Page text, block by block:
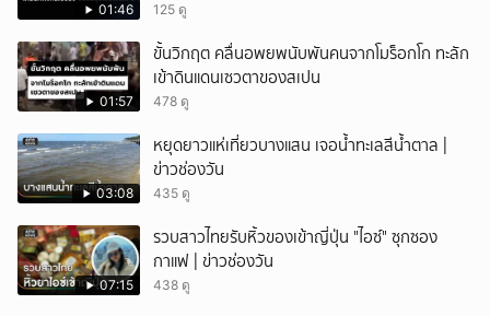
01:46 125 ดู
01:57
ขั้นวิกฤต คลื่นอพยพนับพันคนจากโมร็อกโก ทะลัก
เข้าดินแดนเซวตาของสเปน
478 ดู
03:08
หยุดยาวแห่เที่ยวบางแสน เจอน้ำทะเลสีน้ำตาล |
ข่าวช่องวัน
435 ดู
07:15
รวบสาวไทยรับหิ้วของเข้าญี่ปุ่น "ไอซ์" ซุกซอง
กาแฟ | ข่าวช่องวัน
438 ดู